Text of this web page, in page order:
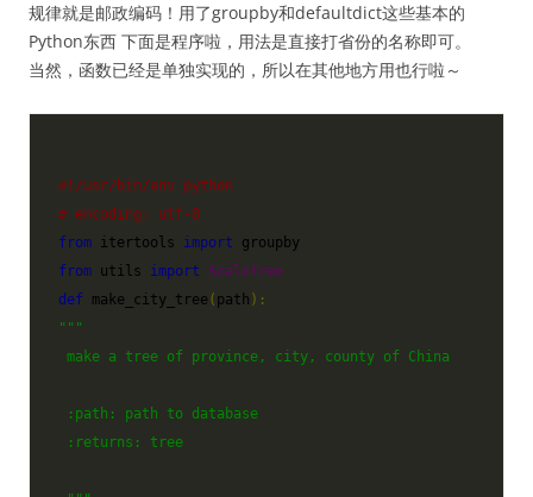
规律就是邮政编码！用了groupby和defaultdict这些基本的
Python东西 下面是程序啦，用法是直接打省份的名称即可。
当然，函数已经是单独实现的，所以在其他地方用也行啦～
#!/usr/bin/env python
# encoding: utf-8
from itertools import
from utils import
ScaleTree
def make_city_tree ( path ):